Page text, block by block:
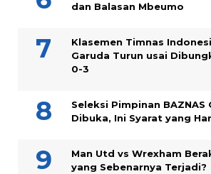
dan Balasan Mbeumo
Klasemen Timnas
Garuda Turun usai
0-3
Seleksi Pimpinan BAZNAS
Dibuka, Ini Syarat yang
Man Utd vs Wrexham
yang Sebenarnya Terjadi?